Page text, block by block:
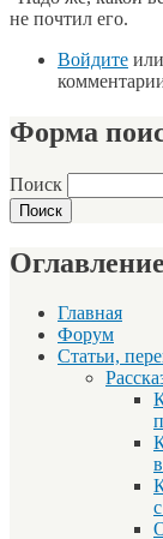
не почтил его.
Войдите или
Форма
Поиск
Оглавление
Главная
Форум
Статьи,